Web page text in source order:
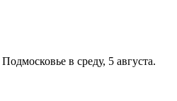
в среду, 5 августа.